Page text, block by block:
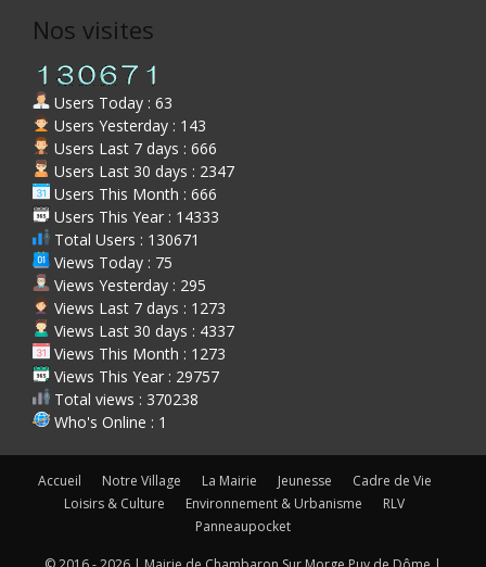
Nos visites
Users Today : 63
Users Yesterday : 143
Users Last 7 days : 666
Users Last 30 days : 2347
Users This Month : 666
Users This Year : 14333
Total Users : 130671
Views Today : 75
Views Yesterday : 295
Views Last 7 days : 1273
Views Last 30 days : 4337
Views This Month : 1273
Views This Year : 29757
Total views : 370238
Who's Online : 1
Accueil Notre Village La Mairie Jeunesse
Cadre de Vie
Loisirs & Culture
Environnement & Urbanisme
RLV
Panneaupocket